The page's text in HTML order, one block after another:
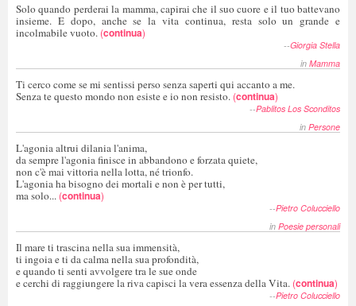
Solo quando perderai la mamma, capirai che il suo cuore e il tuo battevano
insieme. E dopo, anche se la vita continua, resta solo un grande e
incolmabile vuoto. (continua)
--Giorgia Stella
in Mamma
Ti cerco come se mi sentissi perso senza saperti qui accanto a me.
Senza te questo mondo non esiste e io non resisto. (continua)
--Pablitos Los Sconditos
in Persone
L'agonia altrui dilania l'anima,
da sempre l'agonia finisce in abbandono e forzata quiete,
non c'è mai vittoria nella lotta, né trionfo.
L'agonia ha bisogno dei mortali e non è per tutti,
ma solo... (continua)
--Pietro Colucciello
in Poesie personali
Il mare ti trascina nella sua immensità,
ti ingoia e ti da calma nella sua profondità,
e quando ti senti avvolgere tra le sue onde
e cerchi di raggiungere la riva capisci la vera essenza della Vita. (continua)
--Pietro Colucciello